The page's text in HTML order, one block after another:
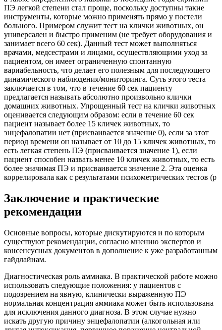
ПЭ легкой степени стал проще, поскольку доступны такие
инструменты, которые можно применять прямо у постели
больного. Примером служит тест на клички животных, он
универсален и быстро применим (не требует оборудования и
занимает всего 60 сек). Данный тест может выполняться
врачами, медсестрами и лицами, осуществляющими уход за
пациентом, он имеет ограниченную спонтанную
вариабельность, что делает его полезным для последующего
динамического наблюдения/мониторинга. Суть этого теста
заключается в том, что в течение 60 сек пациенту
предлагается называть абсолютно произвольно клички
домашних животных. Упрощенный тест на клички животных
оценивается следующим образом: если в течение 60 сек
пациент называет более 15 кличек животных, то
энцефалопатии нет (присваивается значение 0), если за этот
период времени он называет от 10 до 15 кличек животных, то
есть легкая степень ПЭ (присваивается значение 1), если
пациент способен назвать менее 10 кличек животных, то есть
более значимая ПЭ и присваивается значение 2. Эта оценка
коррелировала как с результатами психометрических тестов (p
Заключение и практические
рекомендации
Основные вопросы, которые дискутируются и по которым
существуют рекомендации, согласно мнению экспертов и
консенсусных документов в дополнение к уже разработанным
гайдлайнам.
Диагностическая роль аммиака. В практической работе можно
использовать следующие положения: у пациентов с
подозрением на явную, клинически выраженную ПЭ
нормальная концентрация аммиака может быть использована
для исключения данного диагноза. В этом случае нужно
искать другую причину энцефалопатии (алкогольная или